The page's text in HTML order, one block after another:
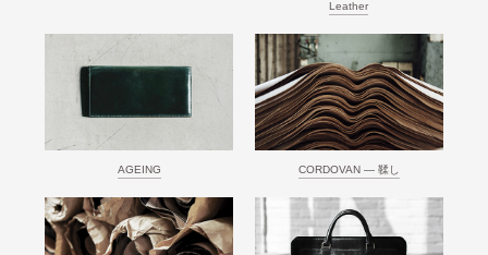
Leather
AGEING CORDOVAN ― 鞣し